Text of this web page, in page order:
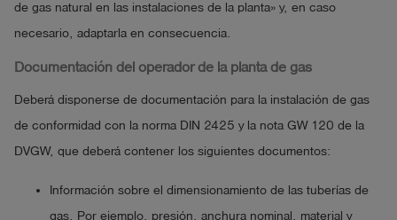
de gas natural en las instalaciones de la planta» y, en caso
necesario, adaptarla en consecuencia.
Documentación del operador de la planta de gas
Deberá disponerse de documentación para la instalación de gas
de conformidad con la norma DIN 2425 y la nota GW 120 de la
DVGW, que deberá contener los siguientes documentos:
Información sobre el dimensionamiento de las tuberías de
gas. Por ejemplo, presión, anchura nominal, material y